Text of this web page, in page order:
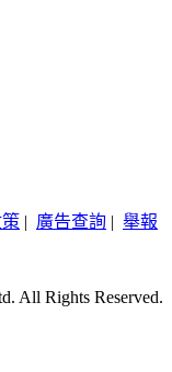
| 廣告查詢 | 舉報
All Rights Reserved.